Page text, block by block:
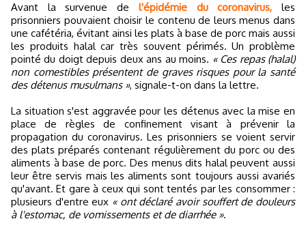
Avant la survenue de l'épidémie du coronavirus, les
prisonniers pouvaient choisir le contenu de leurs menus dans
une cafétéria, évitant ainsi les plats à base de porc mais aussi
les produits halal car très souvent périmés. Un problème
pointé du doigt depuis deux ans au moins. « Ces repas (halal)
non comestibles présentent de graves risques pour la santé
des détenus musulmans », signale-t-on dans la lettre.
La situation s'est aggravée pour les détenus avec la mise en
place de règles de confinement visant à prévenir la
propagation du coronavirus. Les prisonniers se voient servir
des plats préparés contenant régulièrement du porc ou des
aliments à base de porc. Des menus dits halal peuvent aussi
leur être servis mais les aliments sont toujours aussi avariés
qu'avant. Et gare à ceux qui sont tentés par les consommer :
plusieurs d'entre eux « ont déclaré avoir souffert de douleurs
à l'estomac, de vomissements et de diarrhée ».